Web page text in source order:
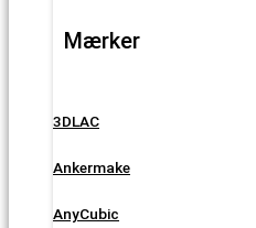
Mærker
3DLAC
Ankermake
AnyCubic